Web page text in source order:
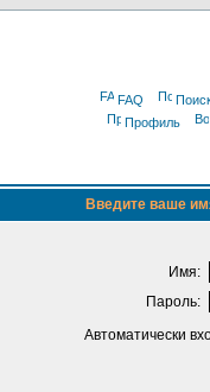
FAQ
Профиль
Введите ваше
Имя:
Пароль:
Автоматически